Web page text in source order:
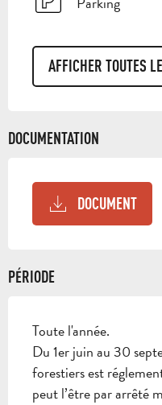
AFFICHER TOUTES
DOCUMENTATION
DOCUMENT
PÉRIODE
Toute l'année.
Du 1er juin au 30
forestiers est
peut l’être par arrêté